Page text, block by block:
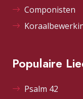
Componisten
Populaire
Psalm 42